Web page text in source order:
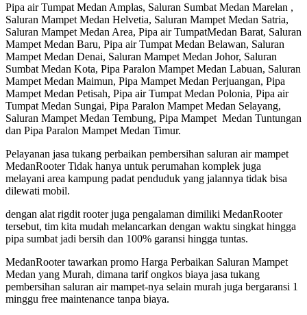
Pipa air Tumpat Medan Amplas, Saluran Sumbat Medan Marelan ,
Saluran Mampet Medan Helvetia, Saluran Mampet Medan Satria,
Saluran Mampet Medan Area, Pipa air TumpatMedan Barat, Saluran
Mampet Medan Baru, Pipa air Tumpat Medan Belawan, Saluran
Mampet Medan Denai, Saluran Mampet Medan Johor, Saluran
Sumbat Medan Kota, Pipa Paralon Mampet Medan Labuan, Saluran
Mampet Medan Maimun, Pipa Mampet Medan Perjuangan, Pipa
Mampet Medan Petisah, Pipa air Tumpat Medan Polonia, Pipa air
Tumpat Medan Sungai, Pipa Paralon Mampet Medan Selayang,
Saluran Mampet Medan Tembung, Pipa Mampet Medan Tuntungan
dan Pipa Paralon Mampet Medan Timur.
Pelayanan jasa tukang perbaikan pembersihan saluran air mampet
MedanRooter Tidak hanya untuk perumahan komplek juga
melayani area kampung padat penduduk yang jalannya tidak bisa
dilewati mobil.
dengan alat rigdit rooter juga pengalaman dimiliki MedanRooter
tersebut, tim kita mudah melancarkan dengan waktu singkat hingga
pipa sumbat jadi bersih dan 100% garansi hingga tuntas.
MedanRooter tawarkan promo Harga Perbaikan Saluran Mampet
Medan yang Murah, dimana tarif ongkos biaya jasa tukang
pembersihan saluran air mampet-nya selain murah juga bergaransi 1
minggu free maintenance tanpa biaya.